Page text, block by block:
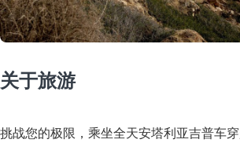
关于旅游
挑战您的极限，乘坐全天安塔利亚吉普车